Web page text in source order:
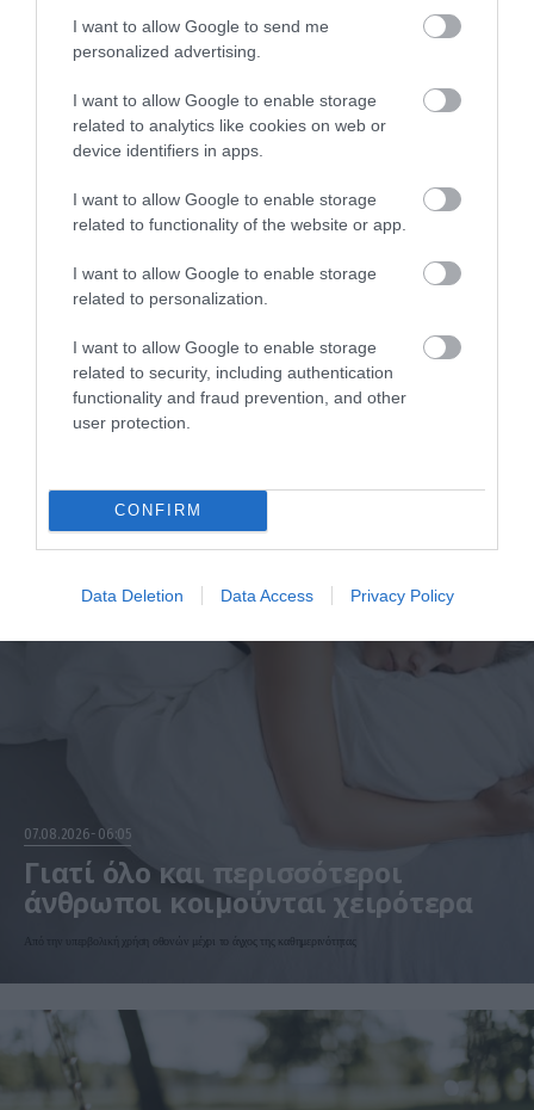
I want to allow Google to send me
personalized advertising.
I want to allow Google to enable storage
related to analytics like cookies on web or
device identifiers in apps.
I want to allow Google to enable storage
related to functionality of the website or app.
I want to allow Google to enable storage
related to personalization.
I want to allow Google to enable storage
related to security, including authentication
functionality and fraud prevention, and other
user protection.
CONFIRM
Data Deletion Data Access Privacy Policy
Δείτε ποια είναι τα συμπτώματα
ενός «μίνι εγκεφαλικού»
επεισοδίου
Τι πρέπει να κάνετε αμέσως
07.08.2026 06:05
Γιατί όλο και περισσότεροι
άνθρωποι κοιμούνται χειρότερα
Από την υπερβολική χρήση οθονών μέχρι το άγχος της καθημερινότητας